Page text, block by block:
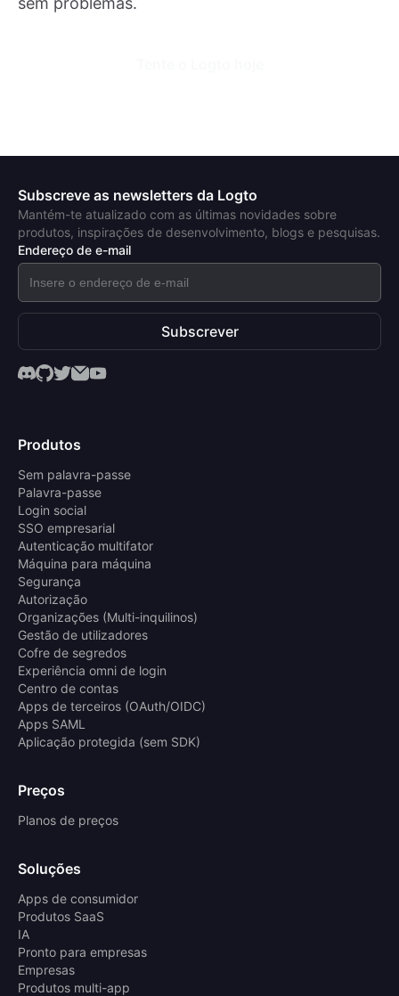
Subscreve as newsletters da Logto
Mantém-te atualizado com as últimas novidades sobre
produtos, inspirações de desenvolvimento, blogs e pesquisas.
Endereço de e-mail
Subscrever
Produtos
Sem palavra-passe
Palavra-passe
Login social
SSO empresarial
Autenticação multifator
Máquina para máquina
Segurança
Autorização
Organizações (Multi-inquilinos)
Gestão de utilizadores
Cofre de segredos
Experiência omni de login
Centro de contas
Apps de terceiros (OAuth/OIDC)
Apps SAML
Aplicação protegida (sem SDK)
Preços
Planos de preços
Soluções
Apps de consumidor
Produtos SaaS
IA
Pronto para empresas
Empresas
Produtos multi-app